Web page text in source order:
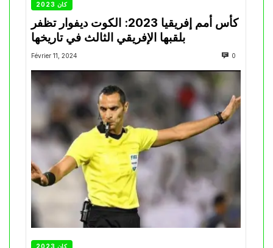
كان 2023
كأس أمم إفريقيا 2023: الكوت ديفوار تظفر
بلقبها الإفريقي الثالث في تاريخها
Février 11, 2024 0
كان 2023